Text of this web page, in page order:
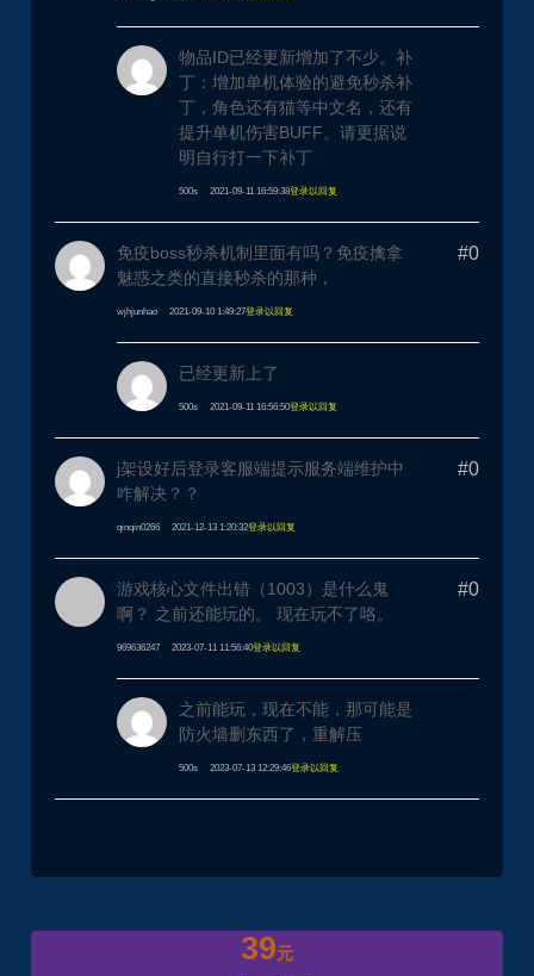
物品ID已经更新增加了不少。补
丁：增加单机体验的避免秒杀补
丁，角色还有猫等中文名，还有
提升单机伤害BUFF。请更据说
明自行打一下补丁
500s 2021-09-11 16:59:38登录以回复
#0
免疫boss秒杀机制里面有吗？免疫擒拿
魅惑之类的直接秒杀的那种，
wjhjunhao 2021-09-10 1:49:27登录以回复
已经更新上了
500s 2021-09-11 16:56:50登录以回复
#0
j架设好后登录客服端提示服务端维护中
咋解决？？
qinqin0266 2021-12-13 1:20:32登录以回复
#0
游戏核心文件出错（1003）是什么鬼
啊？ 之前还能玩的。 现在玩不了咯。
969636247 2023-07-11 11:56:40登录以回复
之前能玩，现在不能，那可能是
防火墙删东西了，重解压
500s 2023-07-13 12:29:46登录以回复
39元